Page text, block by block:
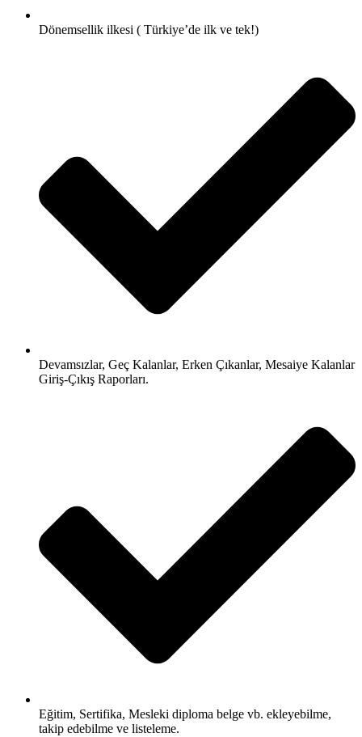
Dönemsellik ilkesi ( Türkiye’de ilk ve tek!)
Devamsızlar, Geç Kalanlar, Erken Çıkanlar, Mesaiye Kalanlar
Giriş-Çıkış Raporları.
Eğitim, Sertifika, Mesleki diploma belge vb. ekleyebilme,
takip edebilme ve listeleme.